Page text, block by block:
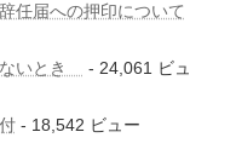
任届への押印について
いとき
- 24,061 ビュ
- 18,542 ビュー